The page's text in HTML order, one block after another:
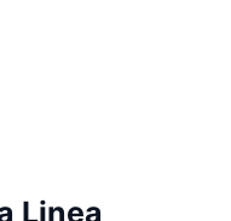
Linea